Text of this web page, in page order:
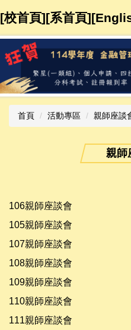
到
內
區
[校首頁][系首頁][
首頁 活動專區 親師座談
親師
106親師座談會
105親師座談會
107親師座談會
108親師座談會
109親師座談會
110親師座談會
111親師座談會